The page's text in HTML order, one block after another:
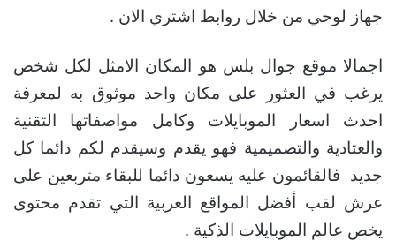
جهاز لوحي من خلال روابط اشتري الان .
اجمالا موقع جوال بلس هو المكان الامثل لكل شخص
يرغب في العثور على مكان واحد موثوق به لمعرفة
احدث اسعار الموبايلات وكامل مواصفاتها التقنية
والعتادية والتصميمية فهو يقدم وسيقدم لكم دائما كل
جديد فالقائمون عليه يسعون دائما للبقاء متربعين على
عرش لقب أفضل المواقع العربية التي تقدم محتوى
يخص عالم الموبايلات الذكية .